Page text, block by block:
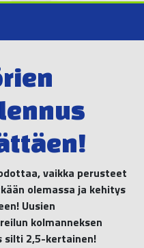
vaikka perusteet
olemassa ja kehitys
Uusien
kolmanneksen
silti 2,5-kertainen!